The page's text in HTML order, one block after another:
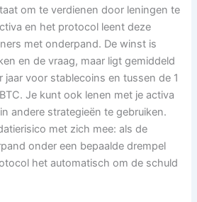
om te verdienen door leningen te
en het protocol leent deze
met onderpand. De winst is
en de vraag, maar ligt gemiddeld
jaar voor stablecoins en tussen de 1
Je kunt ook lenen met je activa
andere strategieën te gebruiken.
met zich mee: als de
onder een bepaalde drempel
het automatisch om de schuld